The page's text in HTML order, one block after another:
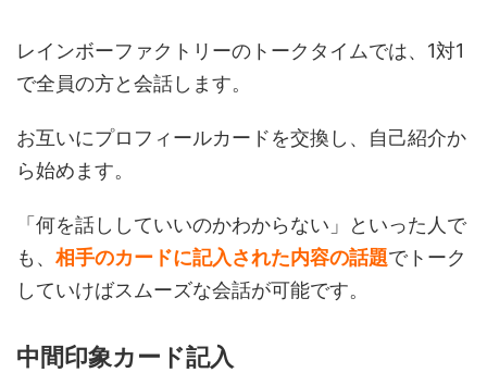
レインボーファクトリーのトークタイムでは、1対1
で全員の方と会話します。
お互いにプロフィールカードを交換し、自己紹介か
ら始めます。
「何を話ししていいのかわからない」といった人で
も、 相手のカードに記入された内容の話題でトーク
していけばスムーズな会話が可能です。
中間印象カード記入